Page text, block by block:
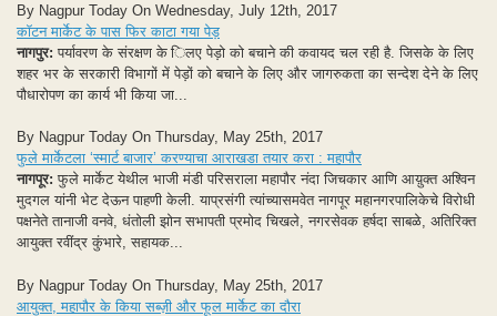
By Nagpur Today On Wednesday, July 12th, 2017
कॉटन मार्केट के पास फिर काटा गया पेड़
नागपुर: पर्यावरण के संरक्षण के िलए पेड़ो को बचाने की कवायद चल रही है. जिसके के लिए
शहर भर के सरकारी विभागों में पेड़ों को बचाने के लिए और जागरुकता का सन्देश देने के लिए
पौधारोपण का कार्य भी किया जा...
By Nagpur Today On Thursday, May 25th, 2017
फुले मार्केटला ‘स्मार्ट बाजार’ करण्याचा आराखडा तयार करा : महापौर
नागपूर: फुले मार्केट येथील भाजी मंडी परिसराला महापौर नंदा जिचकार आणि आय़ुक्त अश्विन
मुदगल यांनी भेट देऊन पाहणी केली. याप्रसंगी त्यांच्यासमवेत नागपूर महानगरपालिकेचे विरोधी
पक्षनेते तानाजी वनवे, धंतोली झोन सभापती प्रमोद चिखले, नगरसेवक हर्षदा साबळे, अतिरिक्त
आयुक्त रवींद्र कुंभारे, सहायक...
By Nagpur Today On Thursday, May 25th, 2017
आयुक्त, महापौर के किया सब्ज़ी और फूल मार्केट का दौरा